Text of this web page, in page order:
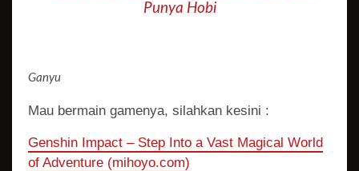
Punya Hobi
Ganyu
Mau bermain gamenya, silahkan kesini :
Genshin Impact – Step Into a Vast Magical World
of Adventure (mihoyo.com)